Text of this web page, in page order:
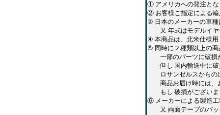
① アメリカへの発注とな
② お客様ご指定による輸
③ 日本のメーカーの車種
又 年式はモデルイヤ
④ 本商品は、北米仕様
⑤ 同時に２種類以上の
一部のパーツに破損が
但し 国内輸送中に破
ロサンゼルスからの出
商品お届け時には、
もし 破損がございま
⑥ メーカーによる製造工
又 両面テープのバッ